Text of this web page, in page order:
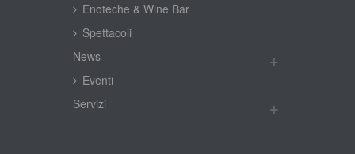
Enoteche & Wine Bar
Spettacoli
New
Eventi
Servizi